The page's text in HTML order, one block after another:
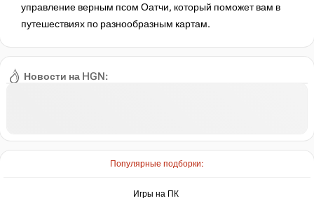
Новости на HGN:
Популярные подборки:
Игры на ПК
управление верным псом Оатчи, который поможет вам в
путешествиях по разнообразным картам​​.